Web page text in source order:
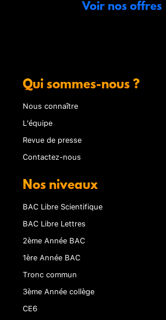
Voir nos offres
Qui sommes-nous ?
Nous connaître
L'équipe
Revue de presse
Contactez-nous
Nos niveaux
BAC Libre Scientifique
BAC Libre Lettres
2ème Année BAC
1ère Année BAC
Tronc commun
3ème Année collège
CE6